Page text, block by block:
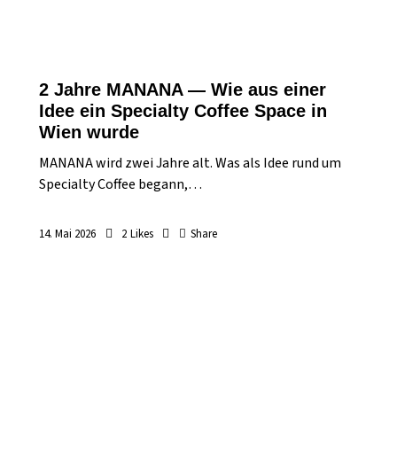
2 Jahre MANANA — Wie aus einer
Idee ein Specialty Coffee Space in
Wien wurde
MANANA wird zwei Jahre alt. Was als Idee rund um
Specialty Coffee begann,…
14. Mai 2026 2 Likes Share